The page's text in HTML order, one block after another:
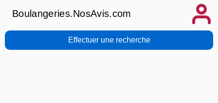
Boulangeries.NosAvis.com
Effectuer une recherche